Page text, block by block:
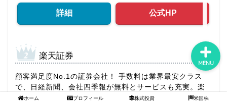
詳細 公式HP
楽天証券
顧客満足度No.1の証券会社！ 手数料は業界最安クラス
で、日経新聞、会社四季報が無料とサービスも充実。楽
天ポイントも貯まる！
ホーム プロフィール 株式投資 米国株
MENU
米国株